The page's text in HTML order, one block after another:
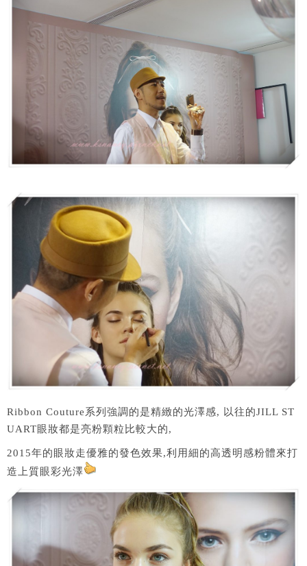
Ribbon Couture系列強調的是精緻的光澤感, 以往的JILL ST
UART眼妝都是亮粉顆粒比較大的,
2015年的眼妝走優雅的發色效果,利用細的高透明感粉體來打
造上質眼彩光澤